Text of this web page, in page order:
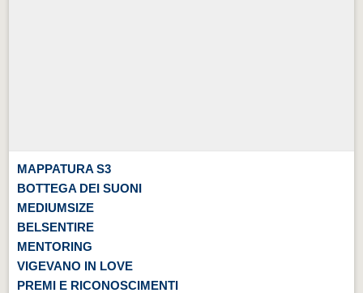
MAPPATURA S3
BOTTEGA DEI SUONI
MEDIUMSIZE
BELSENTIRE
MENTORING
VIGEVANO IN LOVE
PREMI E RICONOSCIMENTI